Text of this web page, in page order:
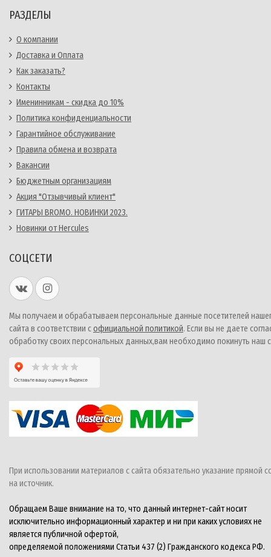
РАЗДЕЛЫ
О компании
Доставка и Оплата
Как заказать?
Контакты
Именинникам - скидка до 10%
Политика конфиденциальности
Гарантийное обслуживание
Правила обмена и возврата
Вакансии
Бюджетным организациям
Акция "Отзывчивый клиент"
ГИТАРЫ BROMO. НОВИНКИ 2023.
Новинки от Hercules
СОЦСЕТИ
Мы получаем и обрабатываем персональные данные посетителей
сайта в соответствии софициальной политикой. Если вы не даете
обработку своих персональных данных,вам необходимо покинуть наш
При использовании материалов с сайта обязательно указание прямой
на источник.
Обращаем Ваше внимание на то, что данный интернет-сайт носит
исключительно информационный характер и ни при каких условиях не
является публичной офертой,
определяемой положениями Статьи 437 (2) Гражданского кодекса РФ.